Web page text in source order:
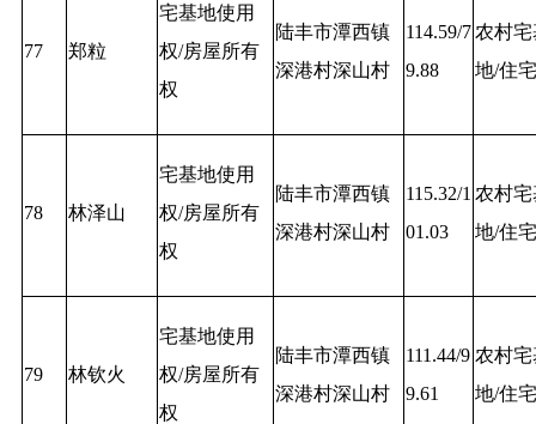
77 郑粒
宅基地使用
权/房屋所有
权
陆丰市潭西镇
深港村深山村
114.59/7
9.88
农村宅
地/住宅
78 林泽山
宅基地使用
权/房屋所有
权
陆丰市潭西镇
深港村深山村
115.32/1
01.03
农村宅
地/住宅
79 林钦火
宅基地使用
权/房屋所有
权
陆丰市潭西镇
深港村深山村
111.44/9
9.61
农村宅
地/住宅